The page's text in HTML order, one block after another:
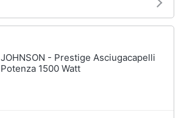
JOHNSON - Prestige Asciugacapelli
Potenza 1500 Watt